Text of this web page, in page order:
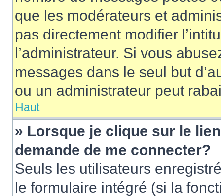
que les modérateurs et
pas directement modifier
l’administrateur. Si vous
messages dans le seul but
ou un administrateur peut
Haut
» Lorsque je clique sur le
demande de me connecter?
Seuls les utilisateurs
le formulaire intégré (si la